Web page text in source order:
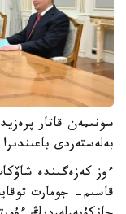
سونىمەن قاتار
بەلەستەردى
ءوز كەزەگىندە
قاسىم- جومارت